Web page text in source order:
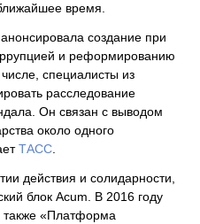
время.
создание при
и реформированию
специалисты из
расследование
Он связан с выводом
около одного
ТАСС.
действия и солидарности,
блок Acum. В 2016 году
также «Платформа